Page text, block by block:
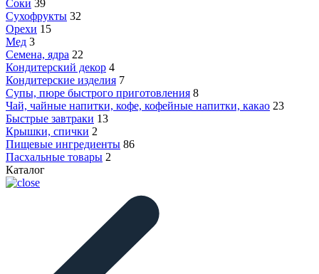
Соки 39
Сухофрукты 32
Орехи 15
Мед 3
Семена, ядра 22
Кондитерский декор 4
Кондитерские изделия 7
Супы, пюре быстрого приготовления 8
Чай, чайные напитки, кофе, кофейные напитки, какао 23
Быстрые завтраки 13
Крышки, спички 2
Пищевые ингредиенты 86
Пасхальные товары 2
Каталог